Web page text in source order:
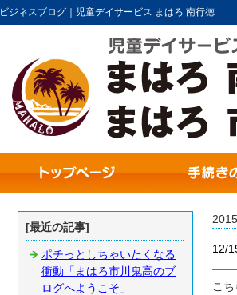
ビジネスブログ｜児童デイサービス まはろ 南行徳
[最近の記事]
ポチっとしちゃいたくなる
衝動「まはろ市川鬼高のブ
ログへようこそ」
12/
こ